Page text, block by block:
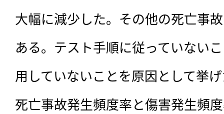
大幅に減少した。その他の死亡事
ある。テスト手順に従っていない
用していないことを原因として挙
死亡事故発生頻度率と傷害発生頻